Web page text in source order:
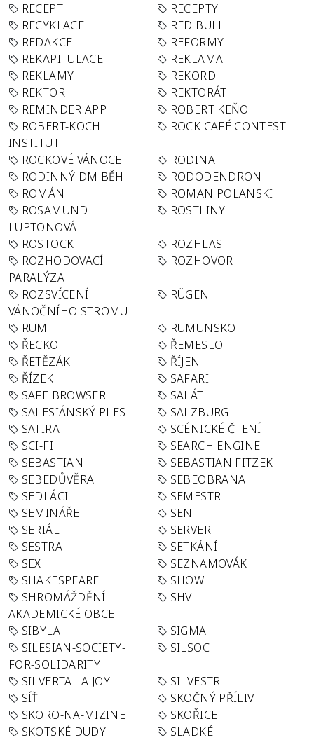
RECEPT
RECEPTY
RECYKLACE
RED BULL
REDAKCE
REFORMY
REKAPITULACE
REKLAMA
REKLAMY
REKORD
REKTOR
REKTORÁT
REMINDER APP
ROBERT KEŇO
ROBERT-KOCH
INSTITUT
ROCK CAFÉ CONTEST
ROCKOVÉ VÁNOCE
RODINA
RODINNÝ DM BĚH
RODODENDRON
ROMÁN
ROMAN POLANSKI
ROSAMUND
LUPTONOVÁ
ROSTLINY
ROSTOCK
ROZHLAS
ROZHODOVACÍ
PARALÝZA
ROZHOVOR
ROZSVÍCENÍ
VÁNOČNÍHO STROMU
RÜGEN
RUM
RUMUNSKO
ŘECKO
ŘEMESLO
ŘETĚZÁK
ŘÍJEN
ŘÍZEK
SAFARI
SAFE BROWSER
SALÁT
SALESIÁNSKÝ PLES
SALZBURG
SATIRA
SCÉNICKÉ ČTENÍ
SCI-FI
SEARCH ENGINE
SEBASTIAN
SEBASTIAN FITZEK
SEBEDŮVĚRA
SEBEOBRANA
SEDLÁCI
SEMESTR
SEMINÁŘE
SEN
SERIÁL
SERVER
SESTRA
SETKÁNÍ
SEX
SEZNAMOVÁK
SHAKESPEARE
SHOW
SHROMÁŽDĚNÍ
AKADEMICKÉ OBCE
SHV
SIBYLA
SIGMA
SILESIAN-SOCIETY-
FOR-SOLIDARITY
SILSOC
SILVERTAL A JOY
SILVESTR
SÍŤ
SKOČNÝ PŘÍLIV
SKORO-NA-MIZINE
SKOŘICE
SKOTSKÉ DUDY
SLADKÉ